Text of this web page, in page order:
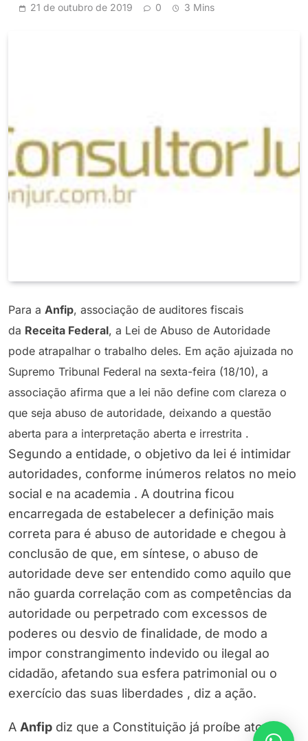
21 de outubro de 2019 0 3 Mins
Para a Anfip, associação de auditores fiscais
da Receita Federal, a Lei de Abuso de Autoridade
pode atrapalhar o trabalho deles. Em ação ajuizada no
Supremo Tribunal Federal na sexta-feira (18/10), a
associação afirma que a lei não define com clareza o
que seja abuso de autoridade, deixando a questão
aberta para a interpretação aberta e irrestrita .
Segundo a entidade, o objetivo da lei é intimidar
autoridades, conforme inúmeros relatos no meio
social e na academia . A doutrina ficou
encarregada de estabelecer a definição mais
correta para é abuso de autoridade e chegou à
conclusão de que, em síntese, o abuso de
autoridade deve ser entendido como aquilo que
não guarda correlação com as competências da
autoridade ou perpetrado com excessos de
poderes ou desvio de finalidade, de modo a
impor constrangimento indevido ou ilegal ao
cidadão, afetando sua esfera patrimonial ou o
exercício das suas liberdades , diz a ação.
A Anfip diz que a Constituição já proíbe atos